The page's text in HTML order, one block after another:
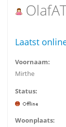
Laatst
Voornaam:
Mirthe
Status:
Woonplaats: